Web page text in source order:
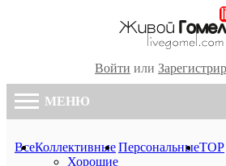
Войти или
МЕНЮ
ВсеКоллективные
Хорошие
ПерсональныеTOP